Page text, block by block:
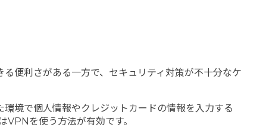
る便利さがある一方で、セキュリティ対策が不十分なケ
境で個人情報やクレジットカードの情報を入力する
を使う方法が有効です。